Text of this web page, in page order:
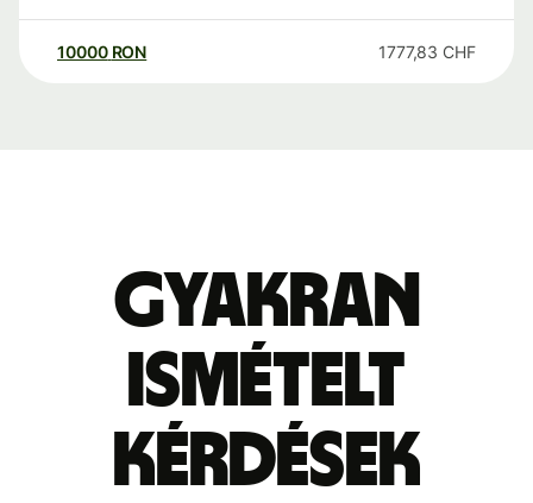
10000 RON 1777,83 CHF
Gyakran
ismételt
kérdések